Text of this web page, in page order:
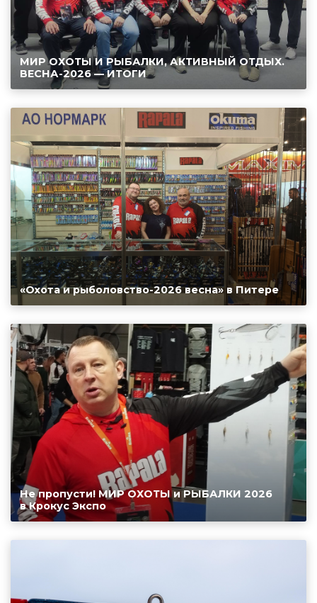
МИР ОХОТЫ И РЫБАЛКИ, АКТИВНЫЙ ОТДЫХ.
ВЕСНА-2026 — ИТОГИ
«Охота и рыболовство-2026 весна» в Питере
Не пропусти! МИР ОХОТЫ и РЫБАЛКИ 2026
в Крокус Экспо